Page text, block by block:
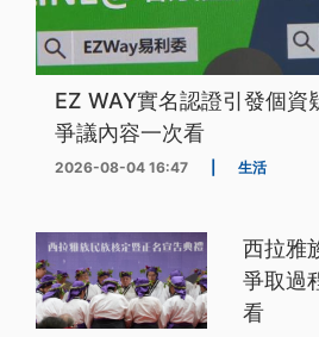
EZ WAY實名認證引發個資
爭議內容一次看
2026-08-04 16:47 生活
西拉雅
爭取過
看